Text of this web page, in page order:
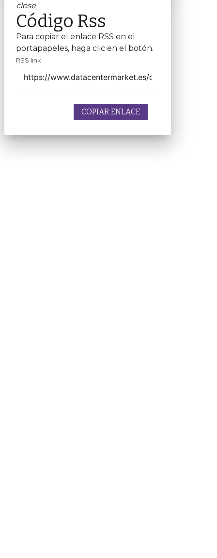
close
Código Rss
Para copiar el enlace RSS en el
portapapeles, haga clic en el botón.
RSS link
COPIAR ENLACE